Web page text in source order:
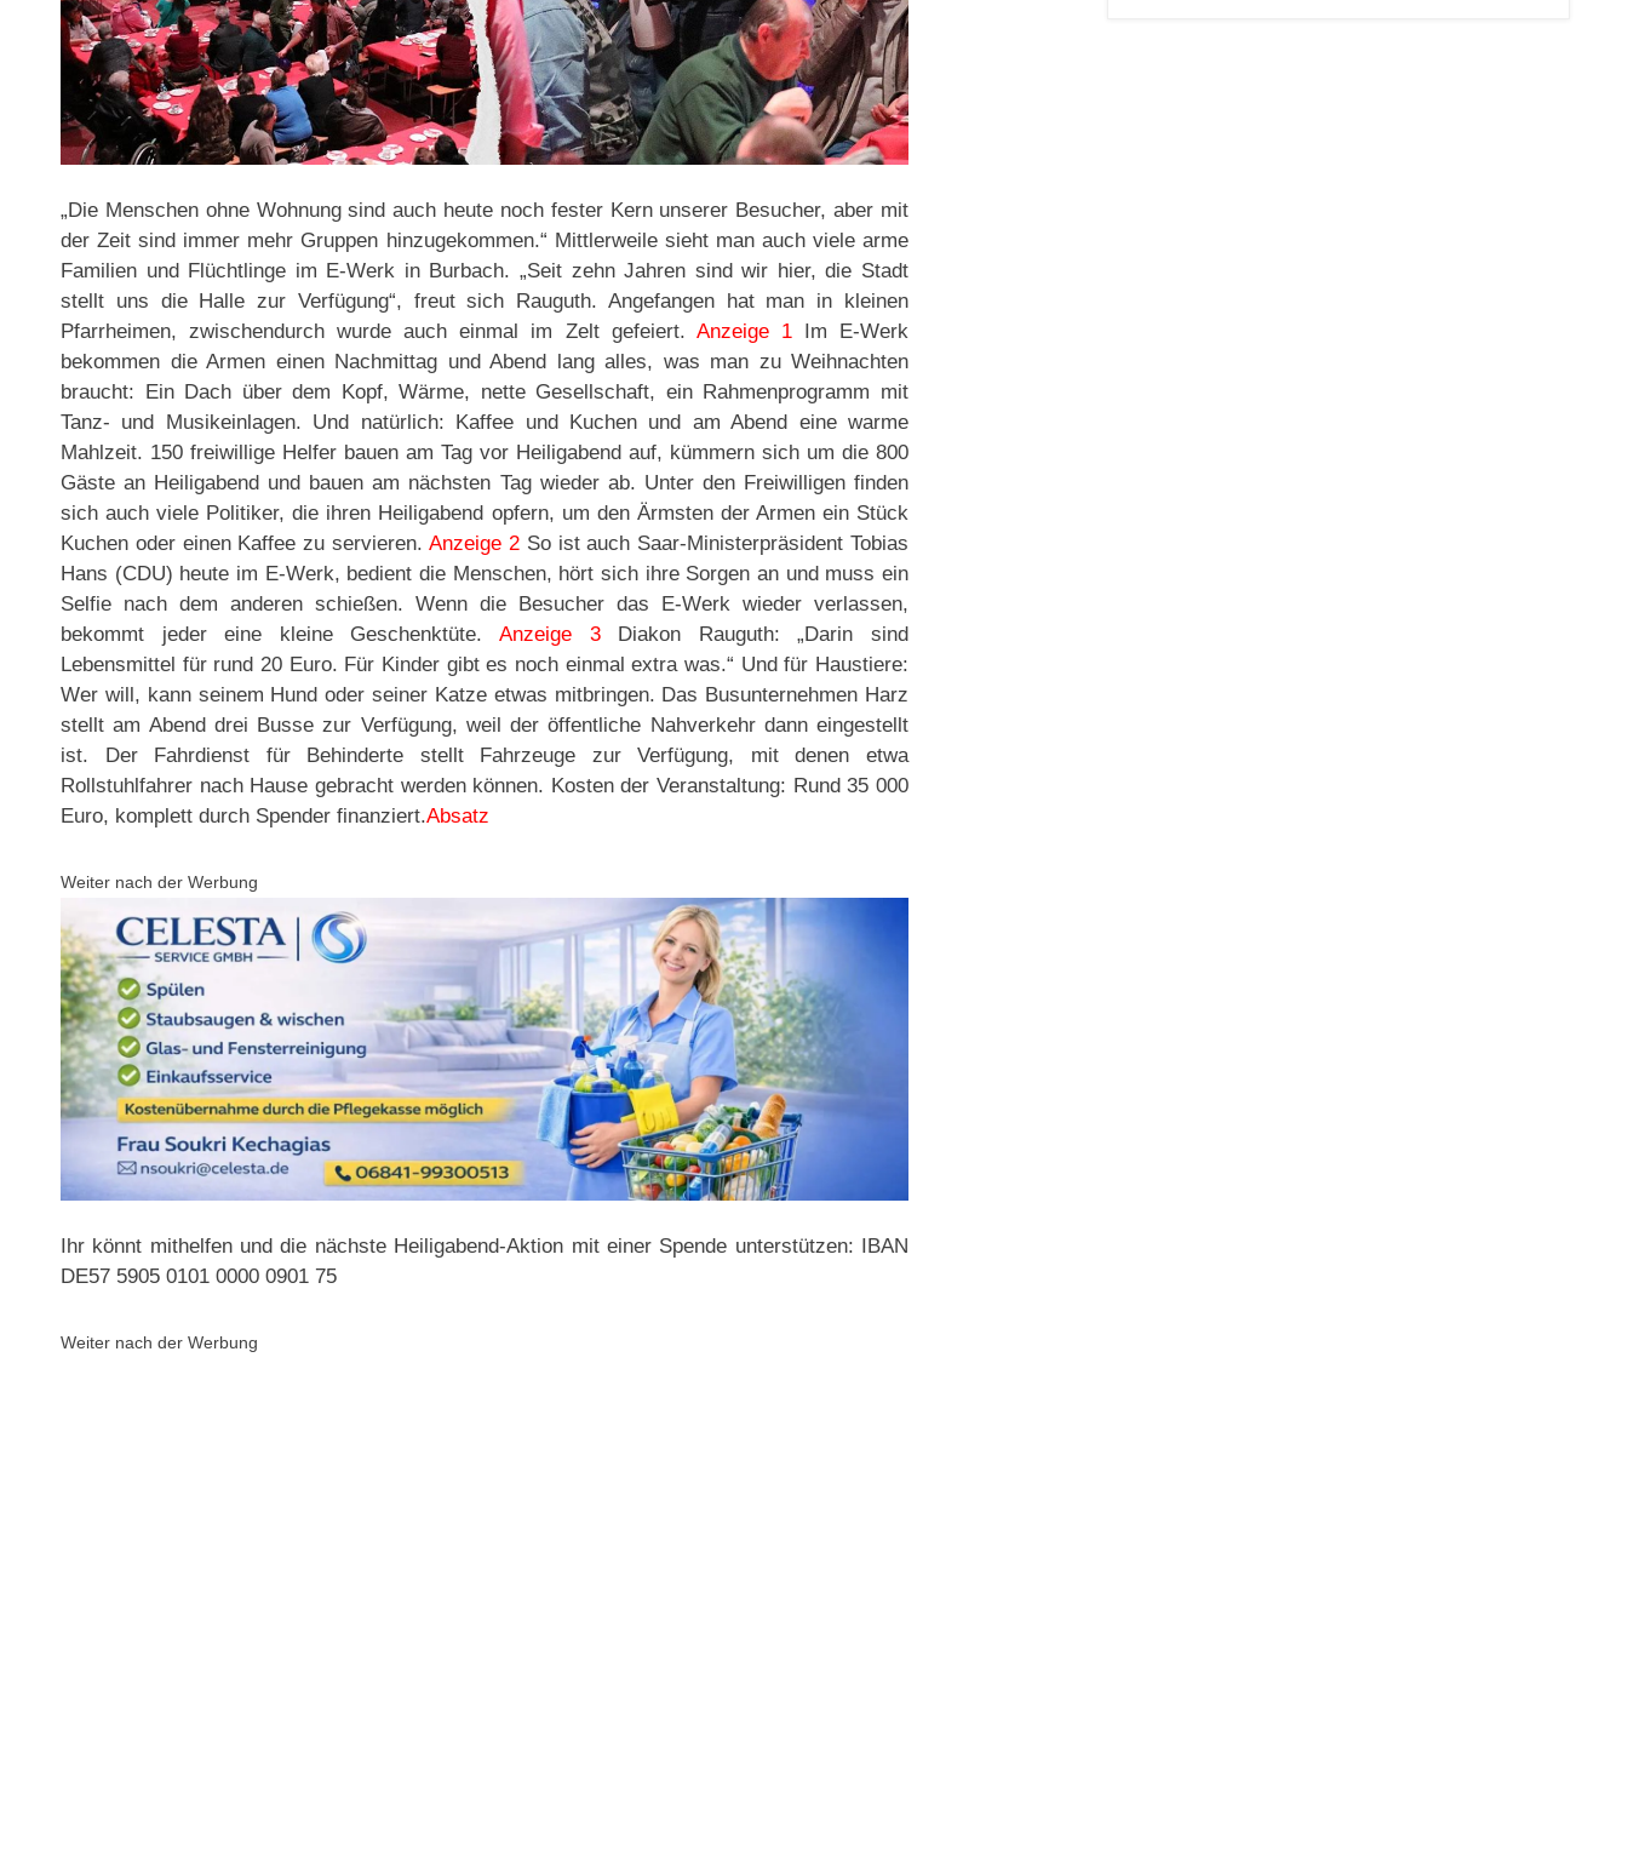
„Die Menschen ohne Wohnung sind auch heute noch fester Kern unserer Besucher, aber mit
der Zeit sind immer mehr Gruppen hinzugekommen.“ Mittlerweile sieht man auch viele arme
Familien und Flüchtlinge im E-Werk in Burbach. „Seit zehn Jahren sind wir hier, die Stadt
stellt uns die Halle zur Verfügung“, freut sich Rauguth. Angefangen hat man in kleinen
Pfarrheimen, zwischendurch wurde auch einmal im Zelt gefeiert. Anzeige 1Im E-Werk
bekommen die Armen einen Nachmittag und Abend lang alles, was man zu Weihnachten
braucht: Ein Dach über dem Kopf, Wärme, nette Gesellschaft, ein Rahmenprogramm mit
Tanz- und Musikeinlagen. Und natürlich: Kaffee und Kuchen und am Abend eine warme
Mahlzeit. 150 freiwillige Helfer bauen am Tag vor Heiligabend auf, kümmern sich um die 800
Gäste an Heiligabend und bauen am nächsten Tag wieder ab. Unter den Freiwilligen finden
sich auch viele Politiker, die ihren Heiligabend opfern, um den Ärmsten der Armen ein Stück
Kuchen oder einen Kaffee zu servieren. Anzeige 2So ist auch Saar-Ministerpräsident Tobias
Hans (CDU) heute im E-Werk, bedient die Menschen, hört sich ihre Sorgen an und muss ein
Selfie nach dem anderen schießen. Wenn die Besucher das E-Werk wieder verlassen,
bekommt jeder eine kleine Geschenktüte. Anzeige 3Diakon Rauguth: „Darin sind
Lebensmittel für rund 20 Euro. Für Kinder gibt es noch einmal extra was.“ Und für Haustiere:
Wer will, kann seinem Hund oder seiner Katze etwas mitbringen. Das Busunternehmen Harz
stellt am Abend drei Busse zur Verfügung, weil der öffentliche Nahverkehr dann eingestellt
ist. Der Fahrdienst für Behinderte stellt Fahrzeuge zur Verfügung, mit denen etwa
Rollstuhlfahrer nach Hause gebracht werden können. Kosten der Veranstaltung: Rund 35 000
Euro, komplett durch Spender finanziert.Absatz
Weiter nach der Werbung
Ihr könnt mithelfen und die nächste Heiligabend-Aktion mit einer Spende unterstützen: IBAN
DE57 5905 0101 0000 0901 75
Weiter nach der Werbung